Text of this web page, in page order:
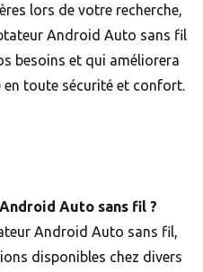
lors de votre recherche,
Android Auto sans fil
besoins et qui améliorera
en toute sécurité et confort.
Auto sans fil ?
Android Auto sans fil,
disponibles chez divers